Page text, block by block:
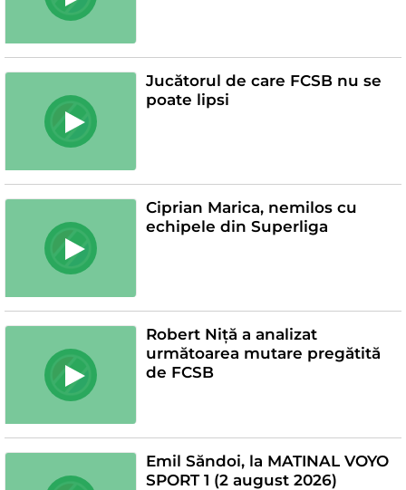
Jucătorul de care FCSB nu se
poate lipsi
Ciprian Marica, nemilos cu
echipele din Superliga
Robert Niță a analizat
următoarea mutare pregătită
de FCSB
Emil Săndoi, la MATINAL VOYO
SPORT 1 (2 august 2026)